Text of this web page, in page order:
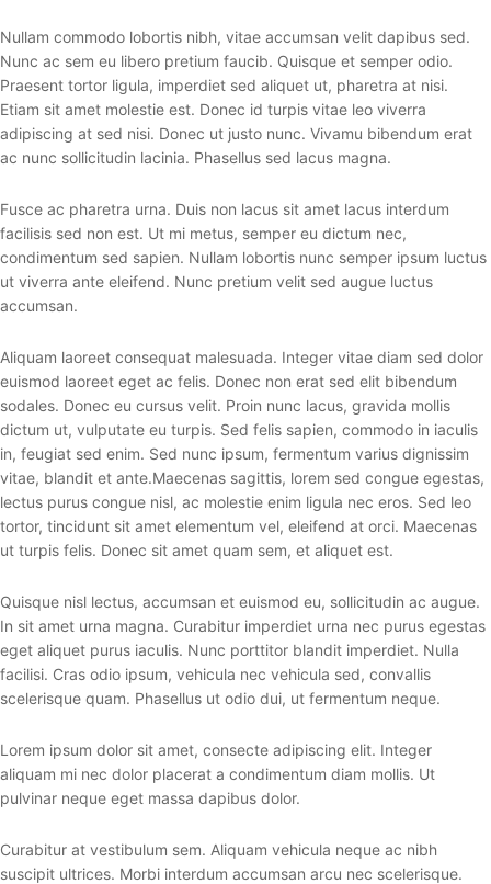
Nullam commodo lobortis nibh, vitae accumsan velit dapibus sed.
Nunc ac sem eu libero pretium faucib. Quisque et semper odio.
Praesent tortor ligula, imperdiet sed aliquet ut, pharetra at nisi.
Etiam sit amet molestie est. Donec id turpis vitae leo viverra
adipiscing at sed nisi. Donec ut justo nunc. Vivamu bibendum erat
ac nunc sollicitudin lacinia. Phasellus sed lacus magna.
Fusce ac pharetra urna. Duis non lacus sit amet lacus interdum
facilisis sed non est. Ut mi metus, semper eu dictum nec,
condimentum sed sapien. Nullam lobortis nunc semper ipsum luctus
ut viverra ante eleifend. Nunc pretium velit sed augue luctus
accumsan.
Aliquam laoreet consequat malesuada. Integer vitae diam sed dolor
euismod laoreet eget ac felis. Donec non erat sed elit bibendum
sodales. Donec eu cursus velit. Proin nunc lacus, gravida mollis
dictum ut, vulputate eu turpis. Sed felis sapien, commodo in iaculis
in, feugiat sed enim. Sed nunc ipsum, fermentum varius dignissim
vitae, blandit et ante.Maecenas sagittis, lorem sed congue egestas,
lectus purus congue nisl, ac molestie enim ligula nec eros. Sed leo
tortor, tincidunt sit amet elementum vel, eleifend at orci. Maecenas
ut turpis felis. Donec sit amet quam sem, et aliquet est.
Quisque nisl lectus, accumsan et euismod eu, sollicitudin ac augue.
In sit amet urna magna. Curabitur imperdiet urna nec purus egestas
eget aliquet purus iaculis. Nunc porttitor blandit imperdiet. Nulla
facilisi. Cras odio ipsum, vehicula nec vehicula sed, convallis
scelerisque quam. Phasellus ut odio dui, ut fermentum neque.
Lorem ipsum dolor sit amet, consecte adipiscing elit. Integer
aliquam mi nec dolor placerat a condimentum diam mollis. Ut
pulvinar neque eget massa dapibus dolor.
Curabitur at vestibulum sem. Aliquam vehicula neque ac nibh
suscipit ultrices. Morbi interdum accumsan arcu nec scelerisque.